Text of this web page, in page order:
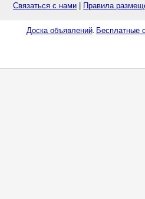
Связаться с нами Правила
Доска объявлений. Бесплатные